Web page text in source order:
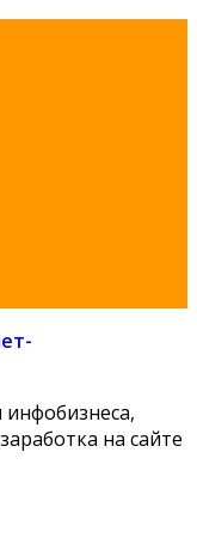
инфобизнеса,
на сайте